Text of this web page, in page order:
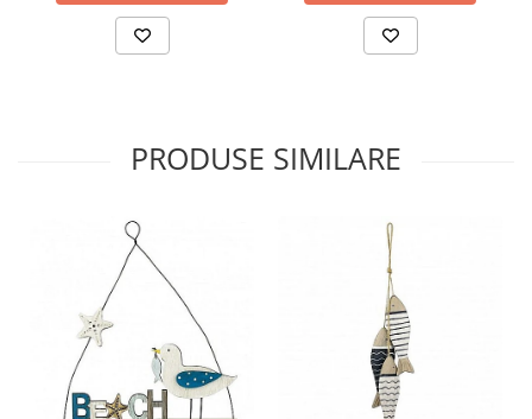
PRODUSE SIMILARE